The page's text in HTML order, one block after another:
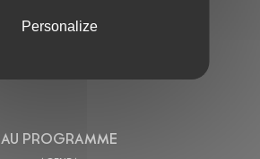
AU PROGRAMME
Personalize